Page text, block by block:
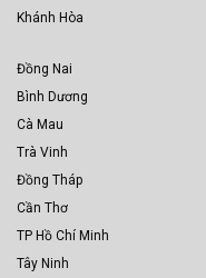
Khánh Hòa
Đồng Nai
Bình Dương
Cà Mau
Trà Vinh
Đồng Tháp
Cần Thơ
TP Hồ Chí Minh
Tây Ninh